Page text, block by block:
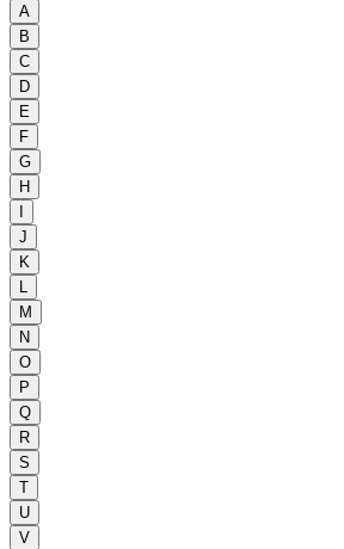
A
B
C
D
E
F
G
H
J
K
M
N
O
P
Q
R
S
T
U
V